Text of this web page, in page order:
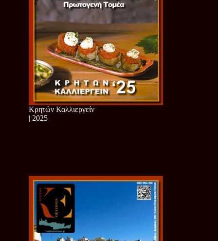
Κρητών Καλλιεργείν
| 2025